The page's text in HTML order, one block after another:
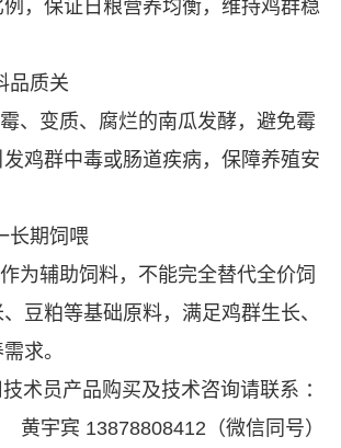
，保证日粮营养均衡，维持鸡群稳
品质关
、变质、腐烂的南瓜发酵，避免霉
鸡群中毒或肠道疾病，保障养殖安
长期饲喂
为辅助饲料，不能完全替代全价饲
豆粕等基础原料，满足鸡群生长、
求。
术员产品购买及技术咨询请联系 ：
黄宇宾 13878808412（微信同号）